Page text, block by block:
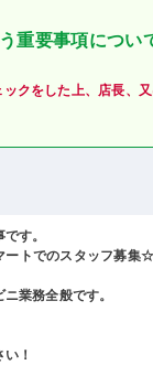
重要事項につい
クをした上、店長、
す。
ートでのスタッフ募集
業務全般です。
！